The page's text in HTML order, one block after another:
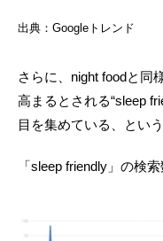
出典：Googleトレンド
さらに、night foodと同
高まるとされる“sleep
目を集めている、とい
「sleep friendly」の検